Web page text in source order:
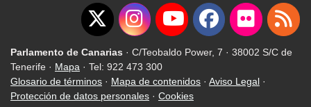
Parlamento de Canarias · C/Teobaldo Power, 7 · 38002 S/C de
Tenerife · Mapa · Tel: 922 473 300
Glosario de términos · Mapa de contenidos · Aviso Legal ·
Protección de datos personales · Cookies